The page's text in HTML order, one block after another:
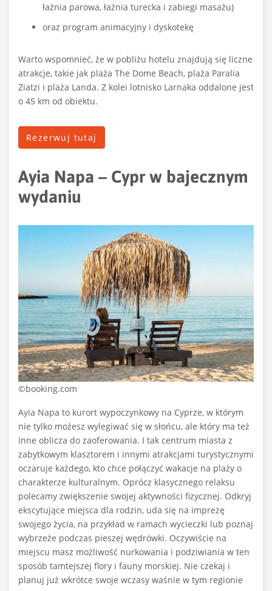
łaźnia parowa, łaźnia turecka i zabiegi masażu)
oraz program animacyjny i dyskotekę
Warto wspomnieć, że w pobliżu hotelu znajdują się liczne
atrakcje, takie jak plaża The Dome Beach, plaża Paralia
Ziatzi i plaża Landa. Z kolei lotnisko Larnaka oddalone jest
o 45 km od obiektu.
Rezerwuj tutaj
Ayia Napa – Cypr w bajecznym
wydaniu
©booking.com
Ayia Napa to kurort wypoczynkowy na Cyprze, w którym
nie tylko możesz wylegiwać się w słońcu, ale który ma też
inne oblicza do zaoferowania. I tak centrum miasta z
zabytkowym klasztorem i innymi atrakcjami turystycznymi
oczaruje każdego, kto chce połączyć wakacje na plaży o
charakterze kulturalnym. Oprócz klasycznego relaksu
polecamy zwiększenie swojej aktywności fizycznej. Odkryj
ekscytujące miejsca dla rodzin, uda się na imprezę
swojego życia, na przykład w ramach wycieczki lub poznaj
wybrzeże podczas pieszej wędrówki. Oczywiście na
miejscu masz możliwość nurkowania i podziwiania w ten
sposób tamtejszej flory i fauny morskiej. Nie czekaj i
planuj już wkrótce swoje wczasy waśnie w tym regionie